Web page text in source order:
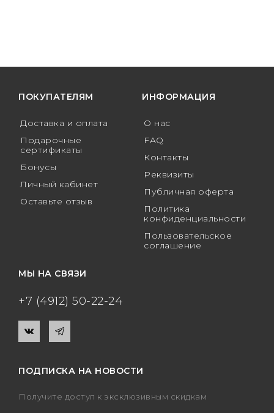
ПОКУПАТЕЛЯМ
Доставка и оплата
Подарочные
сертификаты
Бонусы
Личный кабинет
Оставьте отзыв
ИНФОРМАЦИЯ
О нас
FAQ
Контакты
Реквизиты
Публичная оферта
Политика
конфиденциальности
Пользовательское
соглашение
МЫ НА СВЯЗИ
+7 (4912) 50-22-24
ПОДПИСКА НА НОВОСТИ
Получите доступ к эксклюзивным скидкам